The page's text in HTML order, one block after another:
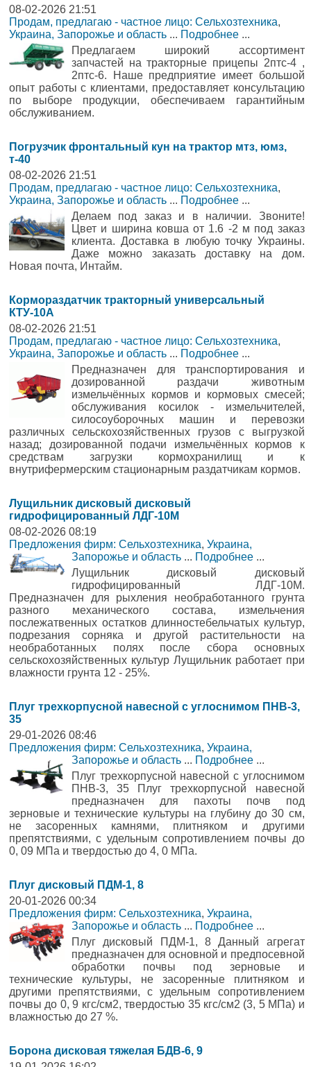
08-02-2026 21:51
Продам, предлагаю - частное лицо: Сельхозтехника,
Украина, Запорожье и область ... Подробнее ...
Предлагаем широкий ассортимент
запчастей на тракторные прицепы 2птс-4 ,
2птс-6. Наше предприятие имеет большой
опыт работы с клиентами, предоставляет консультацию
по выборе продукции, обеспечиваем гарантийным
обслуживанием.
Погрузчик фронтальный кун на трактор мтз, юмз,
т-40
08-02-2026 21:51
Продам, предлагаю - частное лицо: Сельхозтехника,
Украина, Запорожье и область ... Подробнее ...
Делаем под заказ и в наличии. Звоните!
Цвет и ширина ковша от 1.6 -2 м под заказ
клиента. Доставка в любую точку Украины.
Даже можно заказать доставку на дом.
Новая почта, Интайм.
Кормораздатчик тракторный универсальный
КТУ-10А
08-02-2026 21:51
Продам, предлагаю - частное лицо: Сельхозтехника,
Украина, Запорожье и область ... Подробнее ...
Предназначен для транспортирования и
дозированной раздачи животным
измельчённых кормов и кормовых смесей;
обслуживания косилок - измельчителей,
силосоуборочных машин и перевозки
различных сельскохозяйственных грузов с выгрузкой
назад; дозированной подачи измельчённых кормов к
средствам загрузки кормохранилищ и к
внутрифермерским стационарным раздатчикам кормов.
Лущильник дисковый дисковый
гидрофицированный ЛДГ-10М
08-02-2026 08:19
Предложения фирм: Сельхозтехника, Украина,
Запорожье и область ... Подробнее ...
Лущильник дисковый дисковый
гидрофицированный ЛДГ-10М.
Предназначен для рыхления необработанного грунта
разного механического состава, измельчения
послежатвенных остатков длинностебельчатых культур,
подрезания сорняка и другой растительности на
необработанных полях после сбора основных
сельскохозяйственных культур Лущильник работает при
влажности грунта 12 - 25%.
Плуг трехкорпусной навесной с углоснимом ПНВ-3,
35
29-01-2026 08:46
Предложения фирм: Сельхозтехника, Украина,
Запорожье и область ... Подробнее ...
Плуг трехкорпусной навесной с углоснимом
ПНВ-3, 35 Плуг трехкорпусной навесной
предназначен для пахоты почв под
зерновые и технические культуры на глубину до 30 см,
не засоренных камнями, плитняком и другими
препятствиями, с удельным сопротивлением почвы до
0, 09 МПа и твердостью до 4, 0 МПа.
Плуг дисковый ПДМ-1, 8
20-01-2026 00:34
Предложения фирм: Сельхозтехника, Украина,
Запорожье и область ... Подробнее ...
Плуг дисковый ПДМ-1, 8 Данный агрегат
предназначен для основной и предпосевной
обработки почвы под зерновые и
технические культуры, не засоренные плитняком и
другими препятствиями, с удельным сопротивлением
почвы до 0, 9 кгс/см2, твердостью 35 кгс/см2 (3, 5 МПа) и
влажностью до 27 %.
Борона дисковая тяжелая БДВ-6, 9